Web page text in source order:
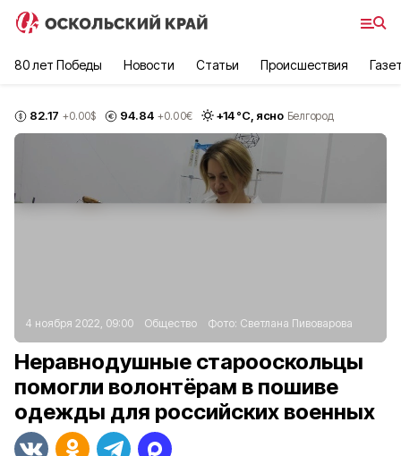
80 лет Победы Новости Статьи Происшествия
82.17 +0.00$ 94.84 +0.00€ +14°С, ясно Белгород
4 ноября 2022, 09:00 Общество Фото: Светлана Пивоварова
Неравнодушные старооскольцы
помогли волонтёрам в пошиве
одежды для российских военных